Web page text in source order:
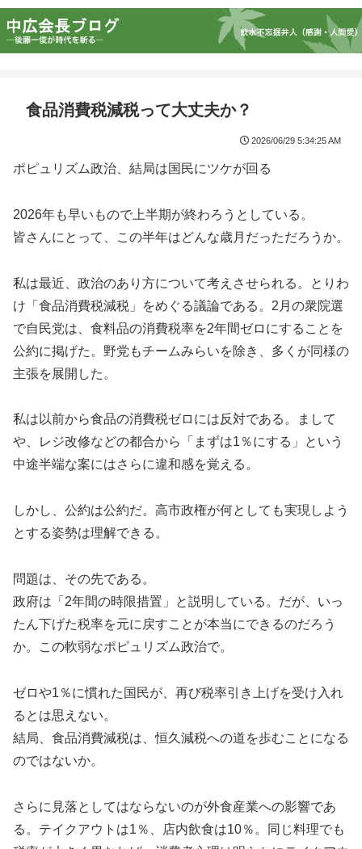
食品消費税減税って大丈夫か？
2026/06/29 5:34:25 AM
ポピュリズム政治、結局は国民にツケが回る
2026年も早いもので上半期が終わろうとしている。
皆さんにとって、この半年はどんな歳月だっただろうか。
私は最近、政治のあり方について考えさせられる。とりわ
け「食品消費税減税」をめぐる議論である。2月の衆院選
で自民党は、食料品の消費税率を2年間ゼロにすることを
公約に掲げた。野党もチームみらいを除き、多くが同様の
主張を展開した。
私は以前から食品の消費税ゼロには反対である。まして
や、レジ改修などの都合から「まずは1％にする」という
中途半端な案にはさらに違和感を覚える。
しかし、公約は公約だ。高市政権が何としても実現しよう
とする姿勢は理解できる。
問題は、その先である。
政府は「2年間の時限措置」と説明している。だが、いっ
たん下げた税率を元に戻すことが本当にできるのだろう
か。この軟弱なポピュリズム政治で。
ゼロや1％に慣れた国民が、再び税率引き上げを受け入れ
るとは思えない。
結局、食品消費減税は、恒久減税への道を歩むことになる
のではないか。
さらに見落としてはならないのが外食産業への影響であ
る。テイクアウトは1％、店内飲食は10％。同じ料理でも